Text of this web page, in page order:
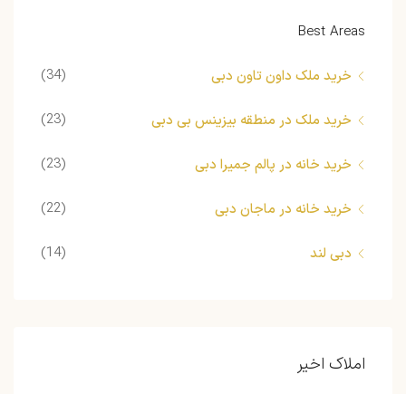
Best Areas
خرید ملک داون تاون دبی (34)
خرید ملک در منطقه بیزینس بی دبی (23)
خرید خانه در پالم جمیرا دبی (23)
خرید خانه در ماجان دبی (22)
دبی لند (14)
املاک اخیر